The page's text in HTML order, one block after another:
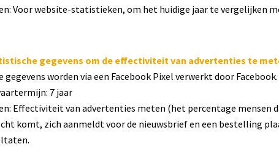
Voor website-statistieken, om het huidige jaar te vergelijken
gegevens om de effectiviteit van advertenties te
gegevens worden via een Facebook Pixel verwerkt door Facebook.
7 jaar
Effectiviteit van advertenties meten (het percentage mensen
komt, zich aanmeldt voor de nieuwsbrief en een bestelling